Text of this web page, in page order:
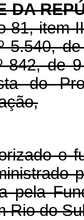
DA
81, item
5.540,
842, de
do
o
pela
Rio do